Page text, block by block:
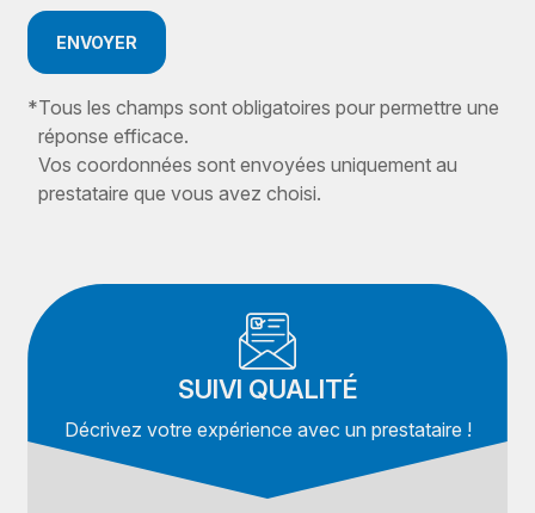
ENVOYER
*Tous les champs sont obligatoires pour permettre une
réponse efficace.
Vos coordonnées sont envoyées uniquement au
prestataire que vous avez choisi.
SUIVI QUALITÉ
Décrivez votre expérience avec un prestataire !